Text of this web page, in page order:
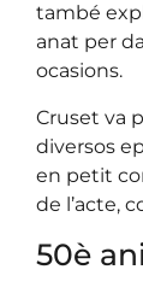
també
anat per
ocasions.
Cruset va
diversos
en petit
de l’acte,
50è